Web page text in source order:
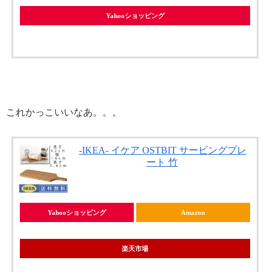
Yahooショッピング
これかっこいいなあ。。。
-IKEA- イケア OSTBIT サービングプレ
ート 竹
Yahooショッピング Amazon
楽天市場